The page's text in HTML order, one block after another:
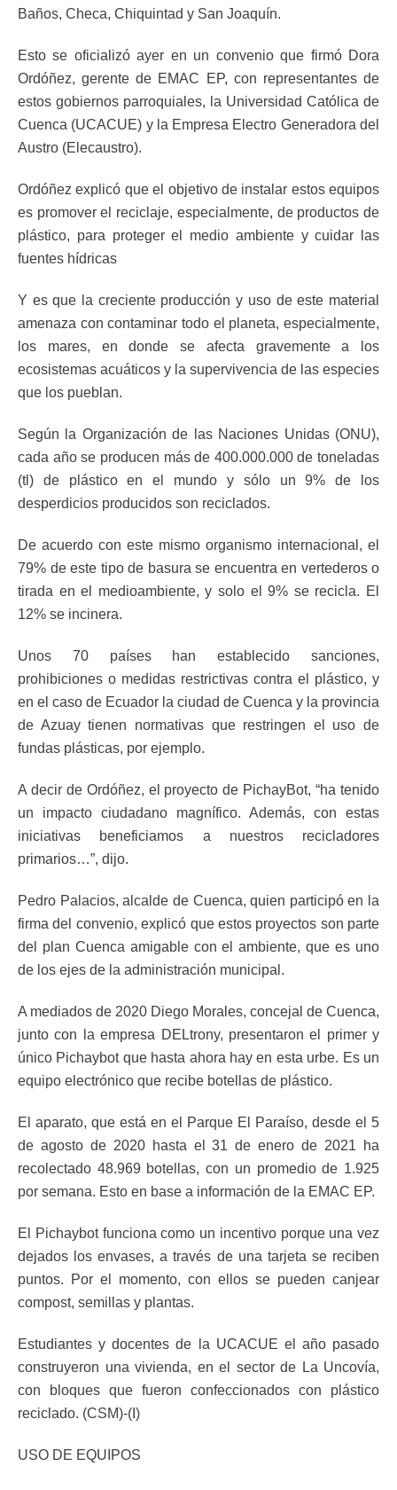
Baños, Checa, Chiquintad y San Joaquín.
Esto se oficializó ayer en un convenio que firmó Dora
Ordóñez, gerente de EMAC EP, con representantes de
estos gobiernos parroquiales, la Universidad Católica de
Cuenca (UCACUE) y la Empresa Electro Generadora del
Austro (Elecaustro).
Ordóñez explicó que el objetivo de instalar estos equipos
es promover el reciclaje, especialmente, de productos de
plástico, para proteger el medio ambiente y cuidar las
fuentes hídricas
Y es que la creciente producción y uso de este material
amenaza con contaminar todo el planeta, especialmente,
los mares, en donde se afecta gravemente a los
ecosistemas acuáticos y la supervivencia de las especies
que los pueblan.
Según la Organización de las Naciones Unidas (ONU),
cada año se producen más de 400.000.000 de toneladas
(tl) de plástico en el mundo y sólo un 9% de los
desperdicios producidos son reciclados.
De acuerdo con este mismo organismo internacional, el
79% de este tipo de basura se encuentra en vertederos o
tirada en el medioambiente, y solo el 9% se recicla. El
12% se incinera.
Unos 70 países han establecido sanciones,
prohibiciones o medidas restrictivas contra el plástico, y
en el caso de Ecuador la ciudad de Cuenca y la provincia
de Azuay tienen normativas que restringen el uso de
fundas plásticas, por ejemplo.
A decir de Ordóñez, el proyecto de PichayBot, “ha tenido
un impacto ciudadano magnífico. Además, con estas
iniciativas beneficiamos a nuestros recicladores
primarios…”, dijo.
Pedro Palacios, alcalde de Cuenca, quien participó en la
firma del convenio, explicó que estos proyectos son parte
del plan Cuenca amigable con el ambiente, que es uno
de los ejes de la administración municipal.
A mediados de 2020 Diego Morales, concejal de Cuenca,
junto con la empresa DELtrony, presentaron el primer y
único Pichaybot que hasta ahora hay en esta urbe. Es un
equipo electrónico que recibe botellas de plástico.
El aparato, que está en el Parque El Paraíso, desde el 5
de agosto de 2020 hasta el 31 de enero de 2021 ha
recolectado 48.969 botellas, con un promedio de 1.925
por semana. Esto en base a información de la EMAC EP.
El Pichaybot funciona como un incentivo porque una vez
dejados los envases, a través de una tarjeta se reciben
puntos. Por el momento, con ellos se pueden canjear
compost, semillas y plantas.
Estudiantes y docentes de la UCACUE el año pasado
construyeron una vivienda, en el sector de La Uncovía,
con bloques que fueron confeccionados con plástico
reciclado. (CSM)-(I)
USO DE EQUIPOS